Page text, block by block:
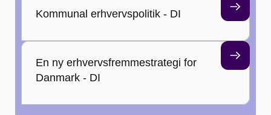
Kommunal erhvervspolitik - DI
En ny erhvervsfremmestrategi for
Danmark - DI